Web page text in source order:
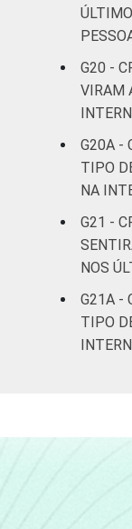
G20 -
VIRAM
G20A -
TIPO
NA
G21 -
NOS
G21A -
TIPO